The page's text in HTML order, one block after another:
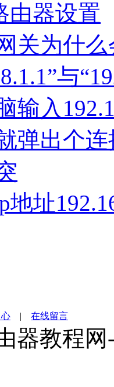
由器设置
关为什
与
输入
弹出个
地址
| 在线留言
器教程